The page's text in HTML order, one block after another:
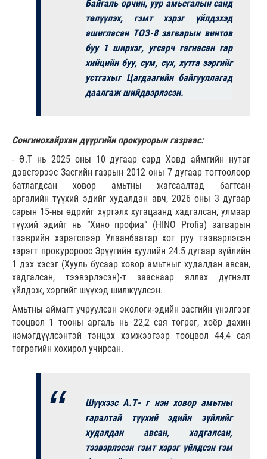
Байгаль орчин, уур амьсгалын санд
төлүүлэх, гэмт хэрэг үйлдэхэд
ашигласан ТОЗ-8 загварын винтов
буу 1 ширхэг, угсарч гагнасан гар
хийцийн буу, сум, сүх, хутга зэргийг
устгахыг Цагдаагийн байгууллагад
даалгаж шийдвэрлэсэн.
Сонгинохайрхан дүүргийн прокурорын газраас:
- Ө.Т нь 2025 оны 10 дугаар сард Ховд аймгийн нутаг
дэвсгэрээс Засгийн газрын 2012 оны 7 дугаар тогтоолоор
батлагдсан ховор амьтны жагсаалтад багтсан
аргалийн түүхий эдийг худалдан авч, 2026 оны 3 дугаар
сарын 15-ны өдрийг хүртэлх хугацаанд хадгалсан, улмаар
түүхий эдийг нь “Хино профиа” (HINO Profia) загварын
тээврийн хэрэгслээр Улаанбаатар хот руу тээвэрлэсэн
хэрэгт прокуророос Эрүүгийн хуулийн 24.5 дугаар зүйлийн
1 дэх хэсэг (Хууль бусаар ховор амьтныг худалдан авсан,
хадгалсан, тээвэрлэсэн)-т зааснаар яллах дүгнэлт
үйлдэж, хэргийг шүүхэд шилжүүлсэн.
Амьтны аймагт учруулсан экологи-эдийн засгийн үнэлгээг
тооцвол 1 тооны аргаль нь 22,2 сая төгрөг, хоёр дахин
нэмэгдүүлсэнтэй тэнцэх хэмжээгээр тооцвол 44,4 сая
төгрөгийн хохирол учирсан.
Шүүхээс А.Т- г нэн ховор амьтны
гаралтай түүхий эдийн зүйлийг
худалдан авсан, хадгалсан,
тээвэрлэсэн гэмт хэрэг үйлдсэн гэм